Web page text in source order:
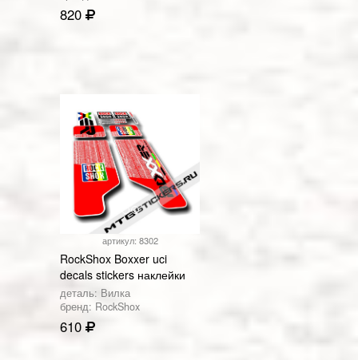
820
артикул: 8302
RockShox Boxxer uci
decals stickers наклейки
деталь: Вилка
бренд: RockShox
610